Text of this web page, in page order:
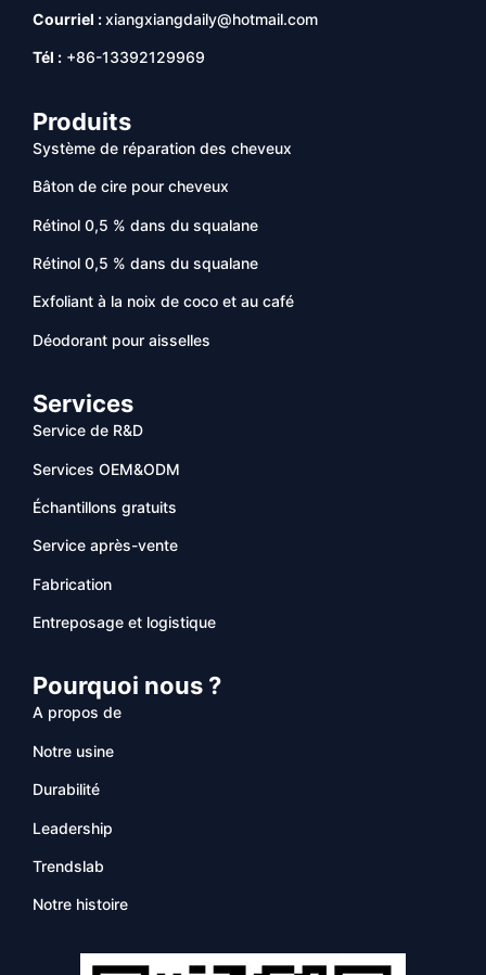
Courriel :xiangxiangdaily@hotmail.com
Tél : +86-13392129969
Produits
Système de réparation des cheveux
Bâton de cire pour cheveux
Rétinol 0,5 % dans du squalane
Rétinol 0,5 % dans du squalane
Exfoliant à la noix de coco et au café
Déodorant pour aisselles
Services
Service de R&D
Services OEM&ODM
Échantillons gratuits
Service après-vente
Fabrication
Entreposage et logistique
Pourquoi nous ?
A propos de
Notre usine
Durabilité
Leadership
Trendslab
Notre histoire